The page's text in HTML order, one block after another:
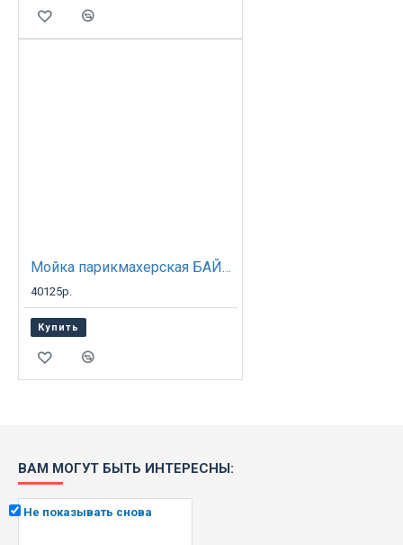
Не показывать снова
Мойка парикмахерская БАЙКАЛ с креслом ЛИГА
40125р.
Купить
ВАМ МОГУТ БЫТЬ ИНТЕРЕСНЫ: